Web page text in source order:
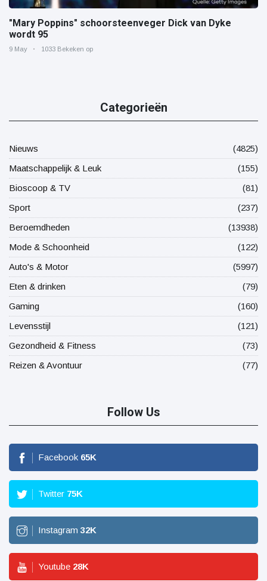
"Mary Poppins" schoorsteenveger Dick van Dyke
wordt 95
9 May 1033 Bekeken op
Categorieën
Nieuws
(4825)
Maatschappelijk & Leuk
(155)
Bioscoop & TV
(81)
Sport
(237)
Beroemdheden
(13938)
Mode & Schoonheid
(122)
Auto's & Motor
(5997)
Eten & drinken
(79)
Gaming
(160)
Levensstijl
(121)
Gezondheid & Fitness
(73)
Reizen & Avontuur
(77)
Follow Us
Facebook 65K
Twitter 75K
Instagram 32K
Youtube 28K